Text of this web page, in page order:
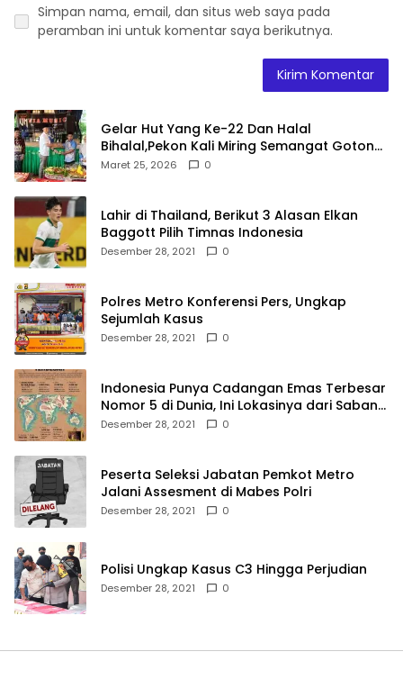
Simpan nama, email, dan situs web saya pada
peramban ini untuk komentar saya berikutnya.
Gelar Hut Yang Ke-22 Dan Halal
Bihalal,Pekon Kali Miring Semangat Gotong
Royong
Maret 25, 2026 0
Lahir di Thailand, Berikut 3 Alasan Elkan
Baggott Pilih Timnas Indonesia
Desember 28, 2021 0
Polres Metro Konferensi Pers, Ungkap
Sejumlah Kasus
Desember 28, 2021 0
Indonesia Punya Cadangan Emas Terbesar
Nomor 5 di Dunia, Ini Lokasinya dari Sabang
hingga Merauke
Desember 28, 2021 0
Peserta Seleksi Jabatan Pemkot Metro
Jalani Assesment di Mabes Polri
Desember 28, 2021 0
Polisi Ungkap Kasus C3 Hingga Perjudian
Desember 28, 2021 0